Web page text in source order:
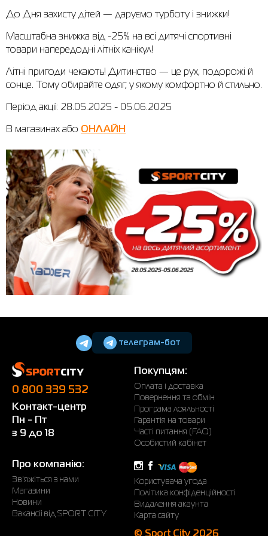
Сорочки
Толстовки
Футболки
Фітнес та йога
Шарфи
Skechers
Under Armour
WHS
Напівчеревики
Бренди
adidas
Puma
Radder
До Дня захисту дітей — даруємо турботу і знижки!
Масштабна знижка від -25% на всі дитячі спортивні
товари напередодні літніх канікул!
Літні пригоди чекають! Дитинство — це рух, подорожі й
сонце. Тому обирайте одяг, у якому комфортно й стильно.
Період акції: 28.05.2025 - 05.06.2025
В магазинах або ОНЛАЙН
телеграм-бот
0 800 339 532
Контакт-центр
Пн - Пт
з 9 до 18
Покупцям:
Оплата і доставка
Повернення та обмін
Програма лояльності
Гарантія на товари
Часті питання (FAQ)
Особистий кабінет
Про компанію:
Зв'яжіться з нами
Магазини
Новини
Вакансії від SPORT CITY
Користувача угода
Політика конфіденційності
Видалення акаунта
Карта сайту
© Sport City 2026